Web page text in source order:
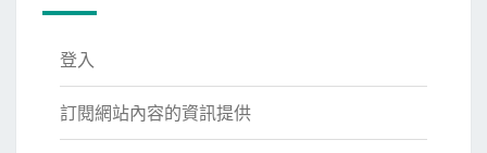
登入
訂閱網站內容的資訊提供